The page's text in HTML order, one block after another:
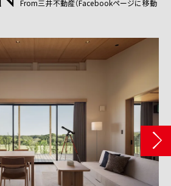
From三井不動産（Facebookページに移動